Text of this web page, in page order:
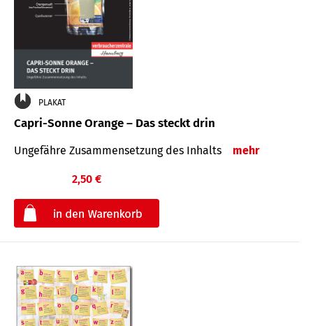
PLAKAT
Capri-Sonne Orange – Das steckt drin
Ungefähre Zu­sammen­setzung des Inhalts mehr
2,50 €